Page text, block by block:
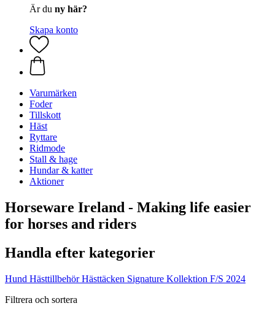
Är du ny här?
Skapa konto
Varumärken
Foder
Tillskott
Häst
Ryttare
Ridmode
Stall & hage
Hundar & katter
Aktioner
Horseware Ireland - Making life easier
for horses and riders
Handla efter kategorier
Hund Hästtillbehör Hästtäcken Signature Kollektion F/S 2024
Filtrera och sortera